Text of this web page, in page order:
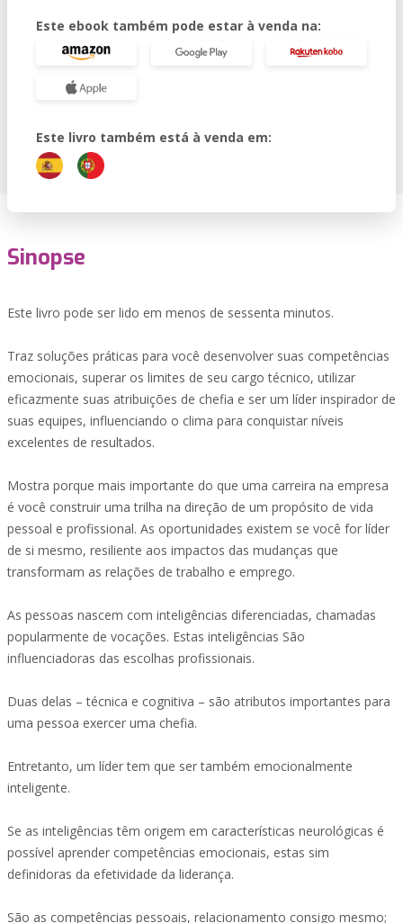
Este ebook também pode estar à venda na:
Este livro também está à venda em:
Sinopse
Este livro pode ser lido em menos de sessenta minutos.
Traz soluções práticas para você desenvolver suas competências
emocionais, superar os limites de seu cargo técnico, utilizar
eficazmente suas atribuições de chefia e ser um líder inspirador de
suas equipes, influenciando o clima para conquistar níveis
excelentes de resultados.
Mostra porque mais importante do que uma carreira na empresa
é você construir uma trilha na direção de um propósito de vida
pessoal e profissional. As oportunidades existem se você for líder
de si mesmo, resiliente aos impactos das mudanças que
transformam as relações de trabalho e emprego.
As pessoas nascem com inteligências diferenciadas, chamadas
popularmente de vocações. Estas inteligências São
influenciadoras das escolhas profissionais.
Duas delas – técnica e cognitiva – são atributos importantes para
uma pessoa exercer uma chefia.
Entretanto, um líder tem que ser também emocionalmente
inteligente.
Se as inteligências têm origem em características neurológicas é
possível aprender competências emocionais, estas sim
definidoras da efetividade da liderança.
São as competências pessoais, relacionamento consigo mesmo;